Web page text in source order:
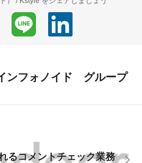
ンフォノイド グループ
るコメントチェック業務